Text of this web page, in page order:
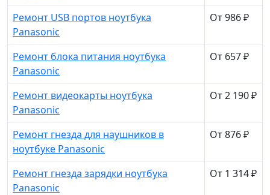
Ремонт USB портов ноутбука
Panasonic
От 986 ₽
Ремонт блока питания ноутбука
Panasonic
От 657 ₽
Ремонт видеокарты ноутбука
Panasonic
От 2 190 ₽
Ремонт гнезда для наушников в
ноутбуке Panasonic
От 876 ₽
Ремонт гнезда зарядки ноутбука
Panasonic
От 1 314 ₽